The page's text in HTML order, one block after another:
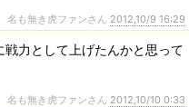
名も無き虎ファンさん 2012,10/9 16:29
力として上げたんかと思って
名も無き虎ファンさん 2012,10/10 0:33